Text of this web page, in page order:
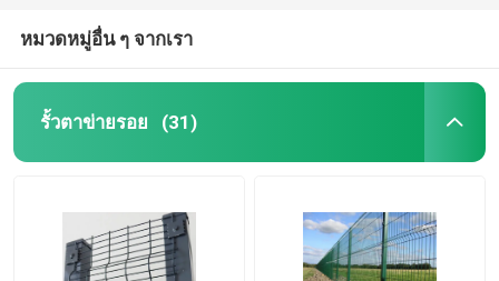
358 รั้วกันปีน
รั้วเหล็กท่อ
ฟันดาบเชื่อมโยงโซ่โลหะ
หมวดหมู่อื่น ๆ จากเรา
รั้วตาข่ายรอย (31)